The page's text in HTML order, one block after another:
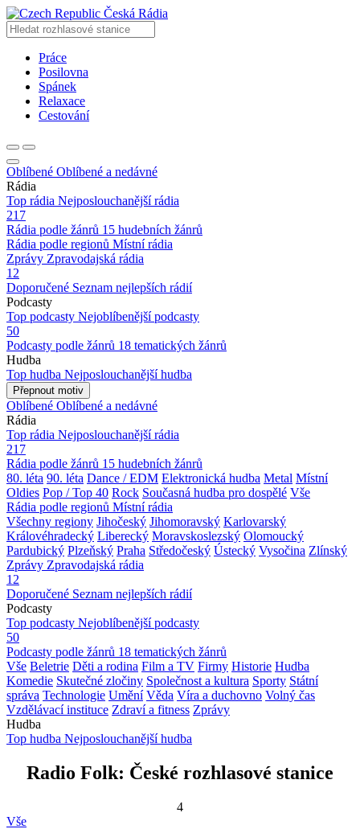
Česká Rádia
Práce
Posilovna
Spánek
Relaxace
Cestování
Oblíbené Oblíbené a nedávné
Rádia
Top rádia Nejposlouchanější rádia
217
Rádia podle žánrů 15 hudebních žánrů
Rádia podle regionů Místní rádia
Zprávy Zpravodajská rádia
12
Doporučené Seznam nejlepších rádií
Podcasty
Top podcasty Nejoblíbenější podcasty
50
Podcasty podle žánrů 18 tematických žánrů
Hudba
Top hudba Nejposlouchanější hudba
Přepnout motiv
Oblíbené Oblíbené a nedávné
Rádia
Top rádia Nejposlouchanější rádia
217
Rádia podle žánrů 15 hudebních žánrů
80. léta 90. léta Dance / EDM Elektronická hudba Metal Místní
Oldies Pop / Top 40 Rock Současná hudba pro dospělé Vše
Rádia podle regionů Místní rádia
Všechny regiony Jihočeský Jihomoravský Karlovarský
Královéhradecký Liberecký Moravskoslezský Olomoucký
Pardubický Plzeňský Praha Středočeský Ústecký Vysočina Zlínský
Zprávy Zpravodajská rádia
12
Doporučené Seznam nejlepších rádií
Podcasty
Top podcasty Nejoblíbenější podcasty
50
Podcasty podle žánrů 18 tematických žánrů
Vše Beletrie Děti a rodina Film a TV Firmy Historie Hudba
Komedie Skutečné zločiny Společnost a kultura Sporty Státní
správa Technologie Umění Věda Víra a duchovno Volný čas
Vzdělávací instituce Zdraví a fitness Zprávy
Hudba
Top hudba Nejposlouchanější hudba
Radio Folk: České rozhlasové stanice
4
Vše